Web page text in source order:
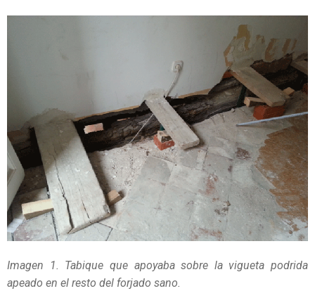
Imagen 1. Tabique que apoyaba sobre la vigueta podrida
apeado en el resto del forjado sano.